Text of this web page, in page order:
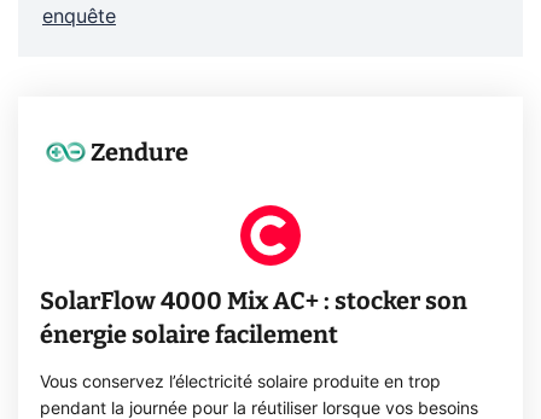
enquête
Zendure
SolarFlow 4000 Mix AC+ : stocker son
énergie solaire facilement
Vous conservez l’électricité solaire produite en trop
pendant la journée pour la réutiliser lorsque vos besoins